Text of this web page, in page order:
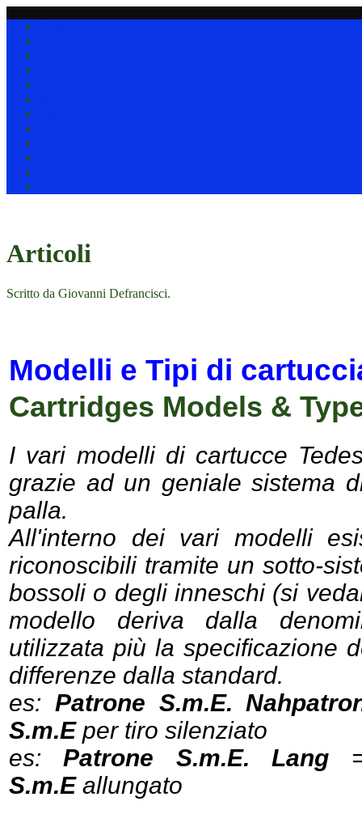
Articoli
Scritto da Giovanni Defrancisci.
Modelli e Tipi di
Cartridges Models &
I vari modelli di cartucce
grazie ad un geniale sistema
palla.
All'interno dei vari modelli
riconoscibili tramite un sotto-
bossoli o degli inneschi (si
modello deriva dalla
utilizzata più la specificazione
differenze dalla standard.
es: Patrone S.m.E.
S.m.Eper tiro silenziato
es:Patrone S.m.E. Lang
S.m.Eallungato